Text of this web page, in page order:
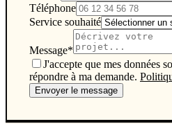
Téléphone
Service souhaité
Message*
J'accepte que mes données
répondre à ma demande.
Envoyer le message